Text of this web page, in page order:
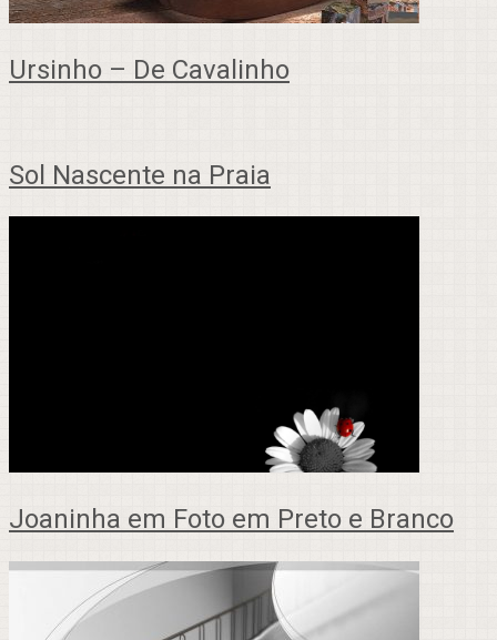
Ursinho – De Cavalinho
Sol Nascente na Praia
Joaninha em Foto em Preto e Branco